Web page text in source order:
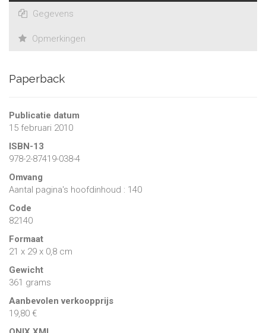
Gegevens
Opmerkingen
Paperback
Publicatie datum
15 februari 2010
ISBN-13
978-2-87419-038-4
Omvang
Aantal pagina's hoofdinhoud : 140
Code
82140
Formaat
21 x 29 x 0,8 cm
Gewicht
361 grams
Aanbevolen verkoopprijs
19,80 €